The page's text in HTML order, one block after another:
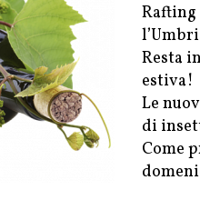
Resta
estiva!
Le
di
Come